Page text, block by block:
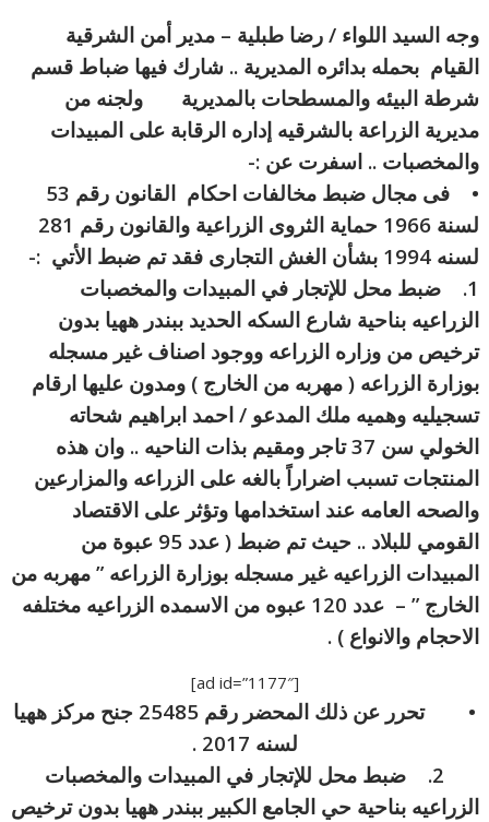
وجه السيد اللواء / رضا طبلية – مدير أمن الشرقية
القيام بحمله بدائره المديرية .. شارك فيها ضباط قسم
شرطة البيئه والمسطحات بالمديرية ولجنه من
مديرية الزراعة بالشرقيه إداره الرقابة على المبيدات
والمخصبات .. اسفرت عن :-
• فى مجال ضبط مخالفات احكام القانون رقم 53
لسنة 1966 حماية الثروى الزراعية والقانون رقم 281
لسنه 1994 بشأن الغش التجارى فقد تم ضبط الأتي :-
1. ضبط محل للإتجار في المبيدات والمخصبات
الزراعيه بناحية شارع السكه الحديد ببندر ههيا بدون
ترخيص من وزاره الزراعه ووجود اصناف غير مسجله
بوزارة الزراعه ( مهربه من الخارج ) ومدون عليها ارقام
تسجيليه وهميه ملك المدعو / احمد ابراهيم شحاته
الخولي سن 37 تاجر ومقيم بذات الناحيه .. وان هذه
المنتجات تسبب اضراراً بالغه على الزراعه والمزارعين
والصحه العامه عند استخدامها وتؤثر على الاقتصاد
القومي للبلاد .. حيث تم ضبط ( عدد 95 عبوة من
المبيدات الزراعيه غير مسجله بوزارة الزراعه ” مهربه من
الخارج ” – عدد 120 عبوه من الاسمده الزراعيه مختلفه
الاحجام والانواع ) .
[ad id=”1177″]
• تحرر عن ذلك المحضر رقم 25485 جنح مركز ههيا
لسنه 2017 .
2. ضبط محل للإتجار في المبيدات والمخصبات
الزراعيه بناحية حي الجامع الكبير ببندر ههيا بدون ترخيص